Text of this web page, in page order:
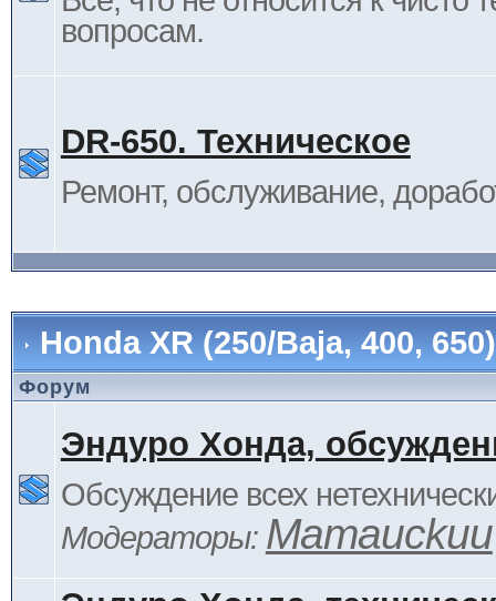
вопросам.
DR-650. Техническое
Ремонт, обслуживание,
Honda XR (250/Baja, 400,
Форум
Эндуро Хонда,
Обсуждение всех
Модераторы: Mamauckuu